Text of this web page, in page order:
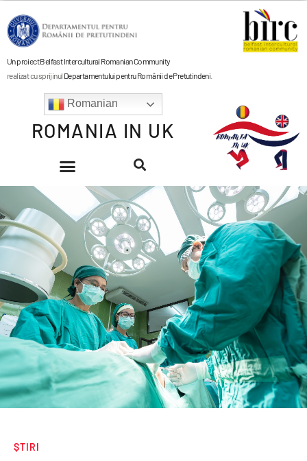
Romanian
ROMANIA IN UK
Un proiect Belfast Intercultural Romanian Community
realizat cu sprijinul Departamentului pentru Românii de Pretutindeni
ȘTIRI